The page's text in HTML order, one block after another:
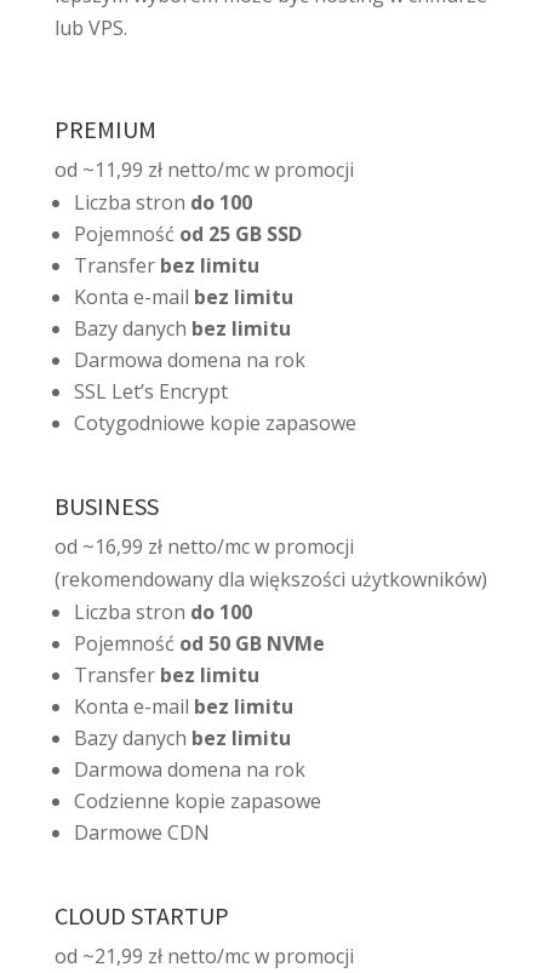
lub VPS.
PREMIUM
od ~11,99 zł netto/mc w promocji
Liczba stron do 100
Pojemność od 25 GB SSD
Transfer bez limitu
Konta e-mail bez limitu
Bazy danych bez limitu
Darmowa domena na rok
SSL Let’s Encrypt
Cotygodniowe kopie zapasowe
BUSINESS
od ~16,99 zł netto/mc w promocji
(rekomendowany dla większości użytkowników)
Liczba stron do 100
Pojemność od 50 GB NVMe
Transfer bez limitu
Konta e-mail bez limitu
Bazy danych bez limitu
Darmowa domena na rok
Codzienne kopie zapasowe
Darmowe CDN
CLOUD STARTUP
od ~21,99 zł netto/mc w promocji